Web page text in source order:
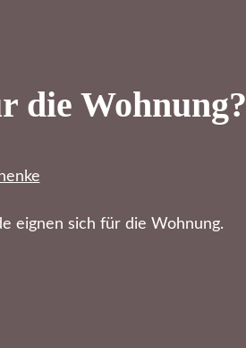
die Wohnung?
eignen sich für die Wohnung.